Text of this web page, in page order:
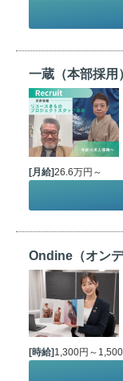
一蔵（本部採用
[月給]26.6万円～
Ondine（オンデ
[時給] 1,300円～